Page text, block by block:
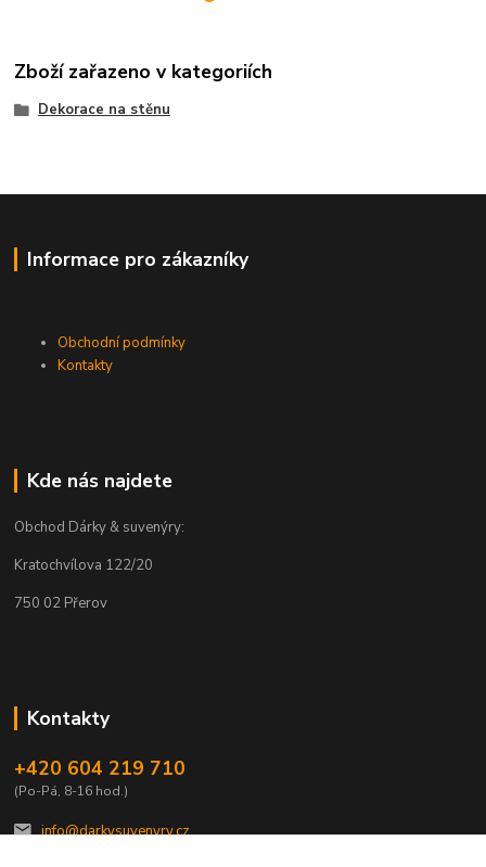
Zboží zařazeno v kategoriích
Dekorace na stěnu
Informace pro zákazníky
Obchodní podmínky
Kontakty
Kde nás najdete
Obchod Dárky & suvenýry:
Kratochvílova 122/20
750 02 Přerov
Kontakty
+420 604 219 710
(Po-Pá, 8-16 hod.)
info@darkysuvenyry.cz.